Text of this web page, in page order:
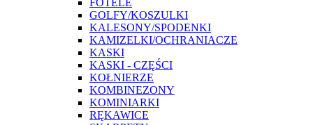
FOTELE
GOLFY/KOSZULKI
KALESONY/SPODENKI
KAMIZELKI/OCHRANIACZE
KASKI
KASKI - CZĘŚCI
KOŁNIERZE
KOMBINEZONY
KOMINIARKI
RĘKAWICE